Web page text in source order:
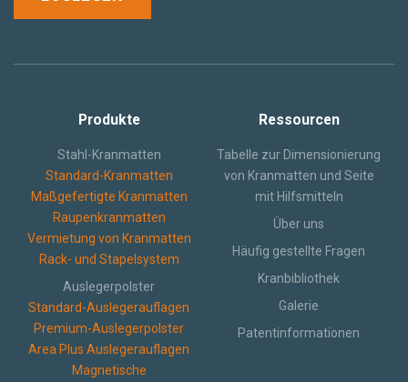
Produkte
Stahl-Kranmatten
Standard-Kranmatten
Maßgefertigte Kranmatten
Raupenkranmatten
Vermietung von Kranmatten
Rack- und Stapelsystem
Auslegerpolster
Standard-Auslegerauflagen
Premium-Auslegerpolster
Area Plus Auslegerauflagen
Magnetische
Ressourcen
Tabelle zur Dimensionierung
von Kranmatten und Seite
mit Hilfsmitteln
Über uns
Häufig gestellte Fragen
Kranbibliothek
Galerie
Patentinformationen